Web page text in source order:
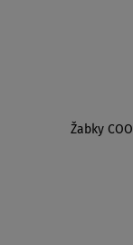
Žabky